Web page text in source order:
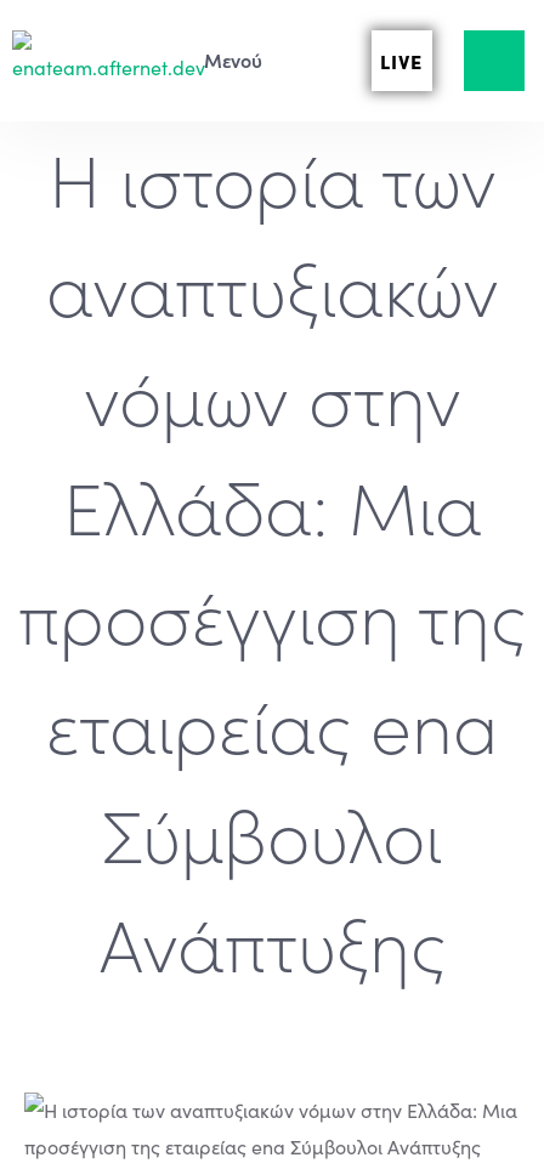
LIVE
Η ιστορία των
αναπτυξιακών
νόμων στην
Ελλάδα: Μια
προσέγγιση της
εταιρείας ena
Σύμβουλοι
Ανάπτυξης